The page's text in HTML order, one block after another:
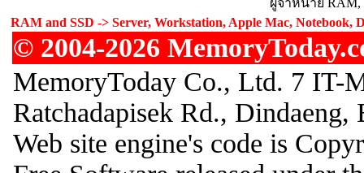
ผู้จำหน่าย RAM,
RAM and SSD -> Server, Workstation, Apple Mac, Notebook,
© 2004-2026
MemoryToday Co., Ltd. 7 IT-
Ratchadapisek Rd.,
Web site engine's code is